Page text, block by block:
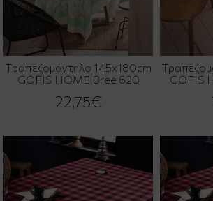
Τραπεζομάντηλο 145x180cm
GOFIS HOME Bree 620
22,75€
GOFIS